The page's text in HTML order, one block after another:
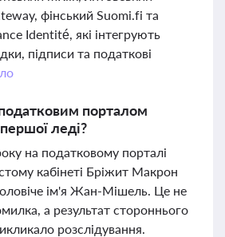
фінський Suomi.fi та
Identité, які інтегрують
підписи та податкові
порталом
леді?
на податковому порталі
кабінеті Бріжит Макрон
ім'я Жан-Мішель. Це не
а результат стороннього
розслідування.